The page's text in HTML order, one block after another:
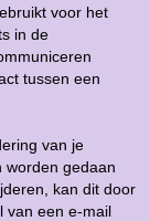
voor het
in de
tussen een
van je
worden gedaan
kan dit door
van een e-mail